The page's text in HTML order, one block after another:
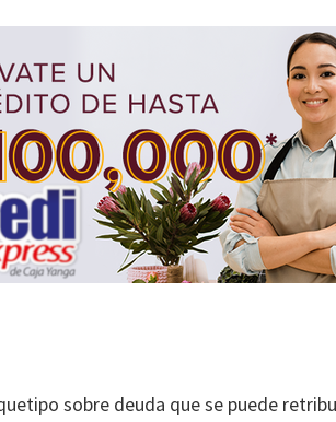
sobre deuda que se puede